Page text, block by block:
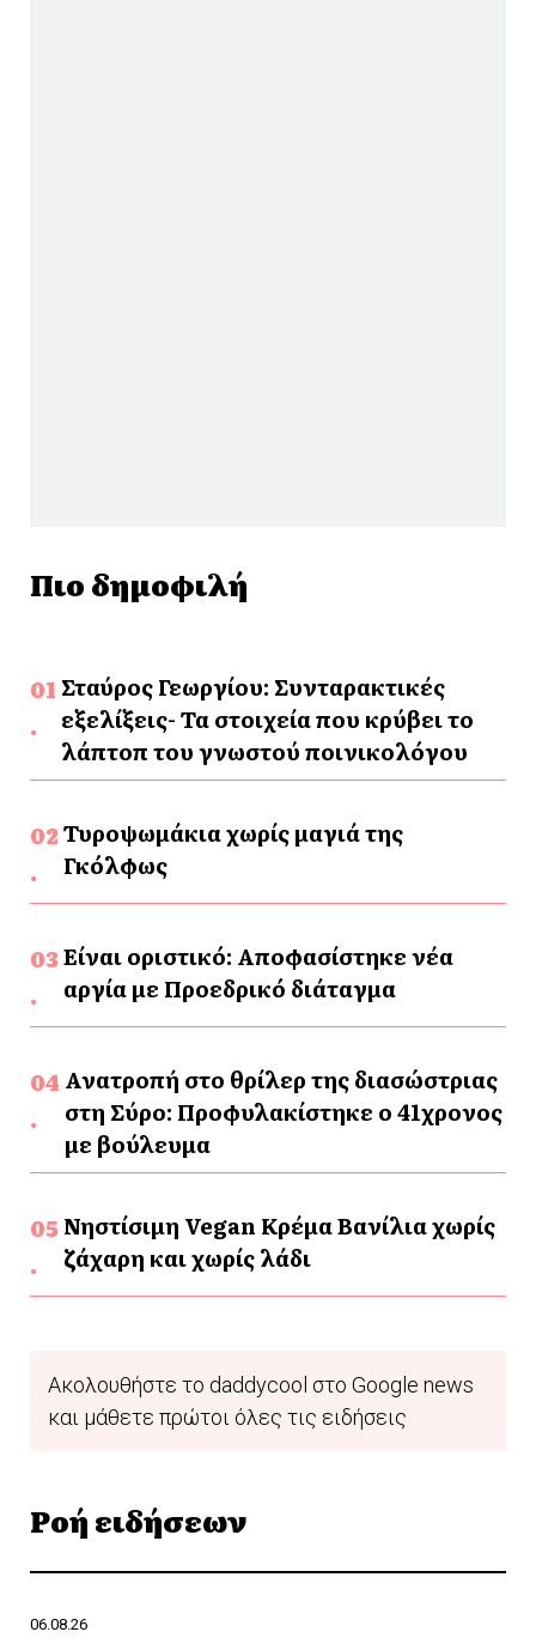
Πιο δημοφιλή
Σταύρος Γεωργίου: Συνταρακτικές
εξελίξεις- Τα στοιχεία που κρύβει το
λάπτοπ του γνωστού ποινικολόγου
Τυροψωμάκια χωρίς μαγιά της
Γκόλφως
Είναι οριστικό: Αποφασίστηκε νέα
αργία με Προεδρικό διάταγμα
Ανατροπή στο θρίλερ της διασώστριας
στη Σύρο: Προφυλακίστηκε ο 41χρονος
με βούλευμα
Νηστίσιμη Vegan Κρέμα Βανίλια χωρίς
ζάχαρη και χωρίς λάδι
Ακολουθήστε το daddycool στο Google news
και μάθετε πρώτοι όλες τις ειδήσεις
Ροή ειδήσεων
06.08.26